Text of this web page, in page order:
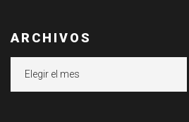
ARCHIVOS